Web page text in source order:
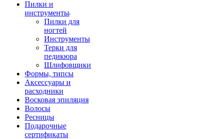
Пилки и
инструменты
Пилки для
ногтей
Инструменты
Терки для
педикюра
Шлифовщики
Формы, типсы
Аксессуары и
расходники
Восковая эпиляция
Волосы
Ресницы
Подарочные
сертификаты